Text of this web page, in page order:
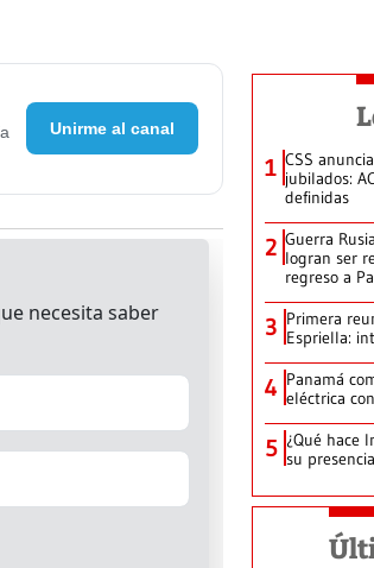
Unirme al canal
1 CSS
jubilados:
definidas
2 Guerra
logran ser
regreso a
3 Primera
Espriella:
4 Panamá
eléctrica
5 ¿Qué hace
su